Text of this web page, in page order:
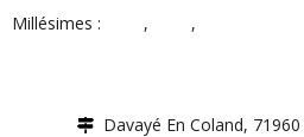
Millésimes : , ,
Davayé En Coland,